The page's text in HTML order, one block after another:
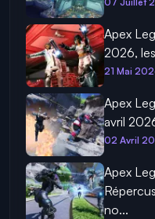
Apex
2026,
21 Mai
Apex
avril
02 Avril
Apex
no...